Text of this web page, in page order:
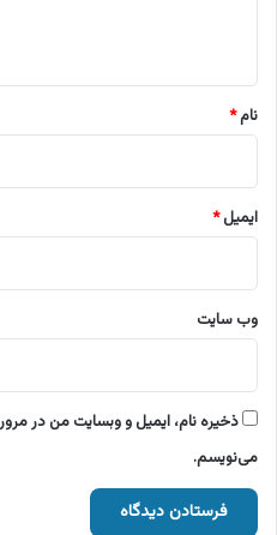
نام*
ایمیل*
وب‌ سایت
ذخیره نام، ایمیل و وبسایت من در
می‌نویسم.